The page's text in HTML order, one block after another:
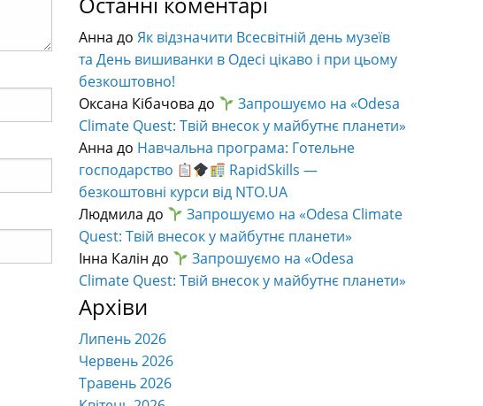
Анна доЯк відзначити Всесвітній день музеїв
та День вишиванки в Одесі цікаво і при цьому
безкоштовно!
Оксана Кібачова до
Запрошуємо на «Odesa
Climate Quest: Твій внесок у майбутнє планети»
Анна до Навчальна програма: Готельне
господарство
RapidSkills —
безкоштовні курси від NTO.UA
Людмила до
Запрошуємо на «Odesa Climate
Quest: Твій внесок у майбутнє планети»
Інна Калін до
Запрошуємо на «Odesa
Climate Quest: Твій внесок у майбутнє планети»
Архіви
Липень 2026
Червень 2026
Травень 2026